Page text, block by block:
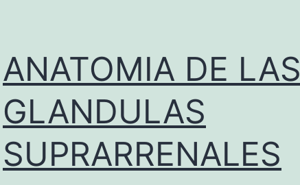
ANATOMIA DE LAS
GLANDULAS
SUPRARRENALES